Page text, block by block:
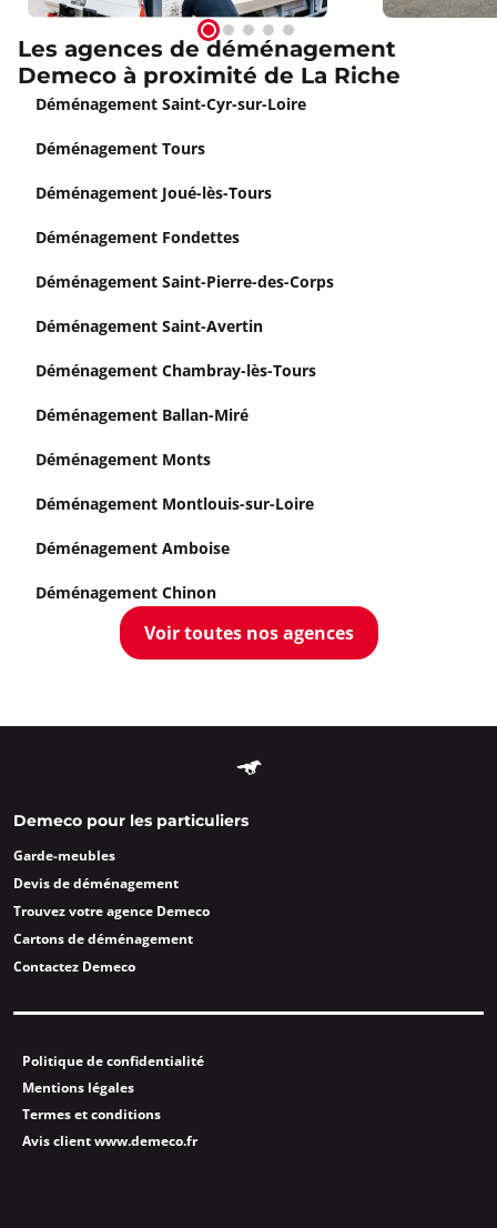
Les agences de déménagement
Demeco à proximité de La Riche
Déménagement Saint-Cyr-sur-Loire
Déménagement Tours
Déménagement Joué-lès-Tours
Déménagement Fondettes
Déménagement Saint-Pierre-des-Corps
Déménagement Saint-Avertin
Déménagement Chambray-lès-Tours
Déménagement Ballan-Miré
Déménagement Monts
Déménagement Montlouis-sur-Loire
Déménagement Amboise
Déménagement Chinon
Voir toutes nos agences
Demeco pour les particuliers
Garde-meubles
Devis de déménagement
Trouvez votre agence Demeco
Cartons de déménagement
Contactez Demeco
Politique de confidentialité
Mentions légales
Termes et conditions
Avis client www.demeco.fr